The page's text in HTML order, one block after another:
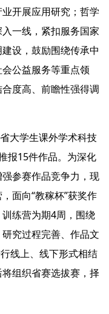
开展应用研究；哲学
一线，紧扣服务国家
设，鼓励围绕传承中
公益服务等重点领
度高、前瞻性强得调
大学生课外学术科技
报15件作品。为深化
参赛作品竞争力，现
面向“教稼杯”获奖作
练营为期4周，围绕
究过程完善、作品文
线上、线下形式相结
组织省赛选拔赛，择